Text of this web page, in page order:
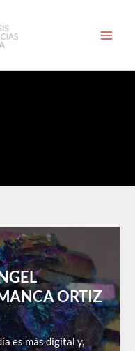
ORTIZ
es más digital y,